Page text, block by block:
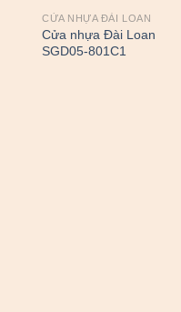
CỬA NHỰA ĐÀI LOAN
Cửa nhựa Đài Loan
SGD05-801C1